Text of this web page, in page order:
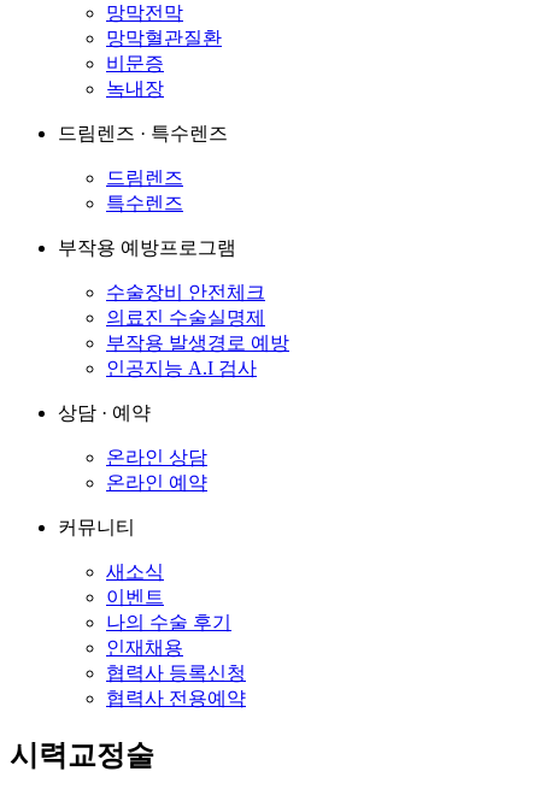
망막전막
망막혈관질환
비문증
녹내장
드림렌즈 · 특수렌즈
드림렌즈
특수렌즈
부작용 예방프로그램
수술장비 안전체크
의료진 수술실명제
부작용 발생경로 예방
인공지능 A.I 검사
상담 · 예약
온라인 상담
온라인 예약
커뮤니티
새소식
이벤트
나의 수술 후기
인재채용
협력사 등록신청
협력사 전용예약
시력교정술